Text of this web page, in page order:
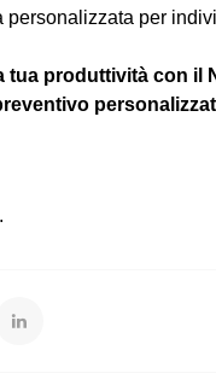
personalizzata per
tua produttività con